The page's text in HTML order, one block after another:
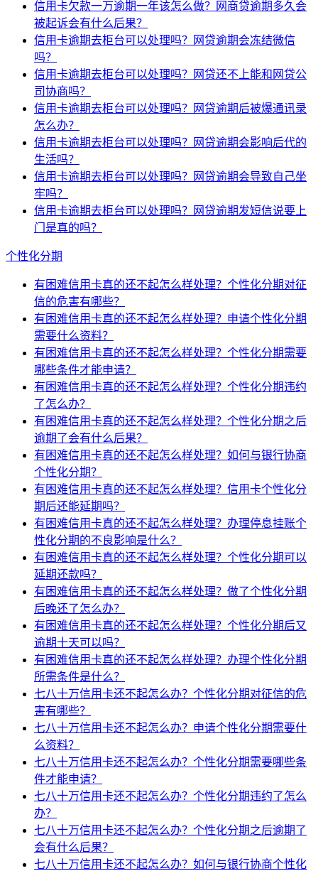
信用卡欠款一万逾期一年该怎么做？网商贷逾期多久会
被起诉会有什么后果？
信用卡逾期去柜台可以处理吗？网贷逾期会冻结微信
吗？
信用卡逾期去柜台可以处理吗？网贷还不上能和网贷公
司协商吗？
信用卡逾期去柜台可以处理吗？网贷逾期后被爆通讯录
怎么办？
信用卡逾期去柜台可以处理吗？网贷逾期会影响后代的
生活吗？
信用卡逾期去柜台可以处理吗？网贷逾期会导致自己坐
牢吗？
信用卡逾期去柜台可以处理吗？网贷逾期发短信说要上
门是真的吗？
个性化分期
有困难信用卡真的还不起怎么样处理？个性化分期对征
信的危害有哪些？
有困难信用卡真的还不起怎么样处理？申请个性化分期
需要什么资料？
有困难信用卡真的还不起怎么样处理？个性化分期需要
哪些条件才能申请？
有困难信用卡真的还不起怎么样处理？个性化分期违约
了怎么办？
有困难信用卡真的还不起怎么样处理？个性化分期之后
逾期了会有什么后果？
有困难信用卡真的还不起怎么样处理？如何与银行协商
个性化分期？
有困难信用卡真的还不起怎么样处理？信用卡个性化分
期后还能延期吗？
有困难信用卡真的还不起怎么样处理？办理停息挂账个
性化分期的不良影响是什么？
有困难信用卡真的还不起怎么样处理？个性化分期可以
延期还款吗？
有困难信用卡真的还不起怎么样处理？做了个性化分期
后晚还了怎么办？
有困难信用卡真的还不起怎么样处理？个性化分期后又
逾期十天可以吗？
有困难信用卡真的还不起怎么样处理？办理个性化分期
所需条件是什么？
七八十万信用卡还不起怎么办？个性化分期对征信的危
害有哪些？
七八十万信用卡还不起怎么办？申请个性化分期需要什
么资料？
七八十万信用卡还不起怎么办？个性化分期需要哪些条
件才能申请？
七八十万信用卡还不起怎么办？个性化分期违约了怎么
办？
七八十万信用卡还不起怎么办？个性化分期之后逾期了
会有什么后果？
七八十万信用卡还不起怎么办？如何与银行协商个性化